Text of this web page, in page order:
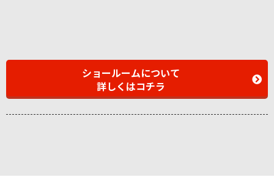
ショールームについて
詳しくはコチラ